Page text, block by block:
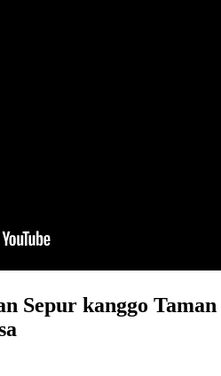
Sepur kanggo Taman